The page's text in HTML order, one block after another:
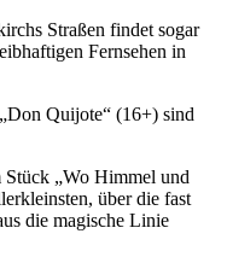
Straßen findet sogar
Fernsehen in
Quijote“ (16+) sind
Stück „Wo Himmel und
über die fast
die magische Linie